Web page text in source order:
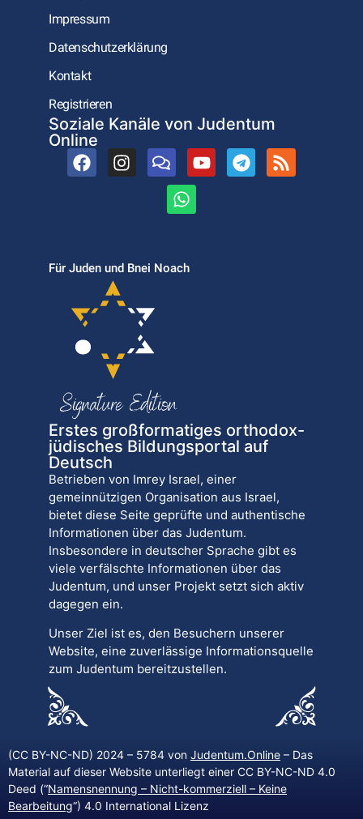
Impressum
Datenschutzerklärung
Kontakt
Registrieren
Soziale Kanäle von Judentum
Online
Für Juden und Bnei Noach
Erstes großformatiges orthodox-
jüdisches Bildungsportal auf
Deutsch
Betrieben von Imrey Israel, einer
gemeinnützigen Organisation aus Israel,
bietet diese Seite geprüfte und authentische
Informationen über das Judentum.
Insbesondere in deutscher Sprache gibt es
viele verfälschte Informationen über das
Judentum, und unser Projekt setzt sich aktiv
dagegen ein.
Unser Ziel ist es, den Besuchern unserer
Website, eine zuverlässige Informationsquelle
zum Judentum bereitzustellen.
(CC BY-NC-ND) 2024 – 5784 von Judentum.Online – Das
Material auf dieser Website unterliegt einer CC BY-NC-ND 4.0
Deed (“Namensnennung – Nicht-kommerziell – Keine
Bearbeitung“) 4.0 International Lizenz